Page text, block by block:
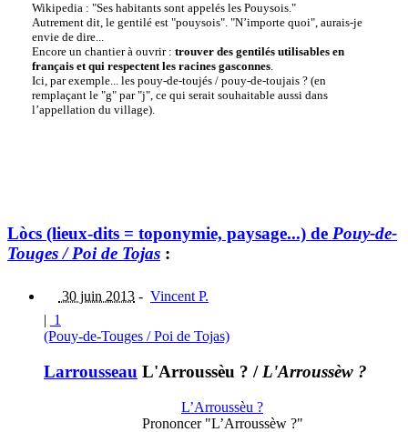
Wikipedia : "Ses habitants sont appelés les Pouysois."
Autrement dit, le gentilé est "pouysois". "N’importe quoi", aurais-je
envie de dire...
Encore un chantier à ouvrir : trouver des gentilés utilisables en
français et qui respectent les racines gasconnes.
Ici, par exemple... les pouy-de-toujés / pouy-de-toujais ? (en
remplaçant le "g" par "j", ce qui serait souhaitable aussi dans
l’appellation du village).
Lòcs (lieux-dits = toponymie, paysage...) de Pouy-de-
Touges / Poi de Tojas :
30 juin 2013 - Vincent P.
| 1
(Pouy-de-Touges / Poi de Tojas)
Larrousseau L'Arroussèu ? / L'Arroussèw ?
L’Arroussèu ?
Prononcer "L’Arroussèw ?"